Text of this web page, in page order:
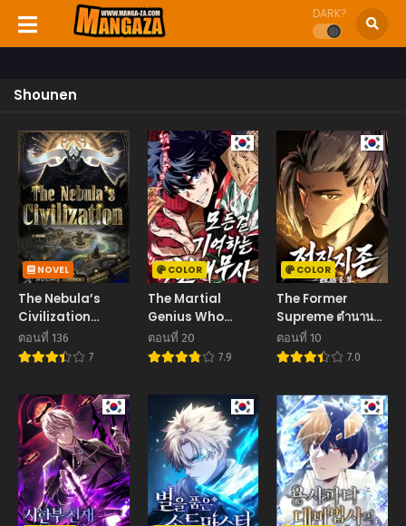
DARK?
Shounen
NOVEL
The Nebula’s
Civilization
อารยธรรมของ
เนบิวลา
ตอนที่ 136
7
COLOR
The Martial
Genius Who
Remembers
Everything
ตอนที่ 20
7.9
COLOR
The Former
Supreme ตำนานผู้
ไร้พ่ายหวนคืนยุทธ
ภพ
ตอนที่ 10
7.0